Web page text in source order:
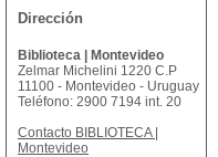
Dirección
Biblioteca | Montevideo
Zelmar Michelini 1220 C.P
11100 - Montevideo - Uruguay
Teléfono: 2900 7194 int. 20
Contacto BIBLIOTECA |
Montevideo